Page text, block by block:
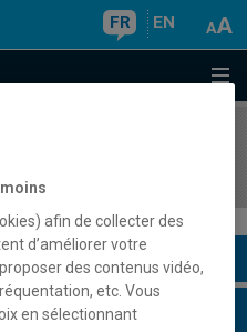
FR EN
afin de collecter des
d’améliorer votre
des contenus vidéo,
etc. Vous
en sélectionnant